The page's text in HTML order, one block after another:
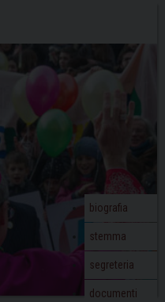
biografia
stemma
segreteria
documenti